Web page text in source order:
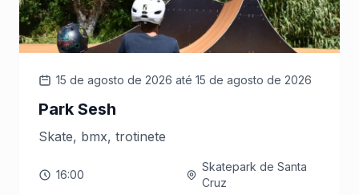
15 de agosto de 2026 até 15 de agosto de 2026
Park Sesh
Skate, bmx, trotinete
16:00
Skatepark de Santa
Cruz